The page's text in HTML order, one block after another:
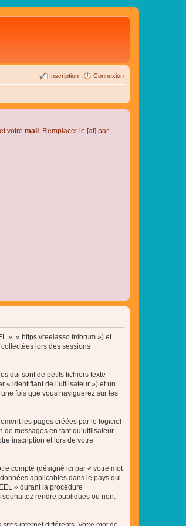
Connexion
Inscription
et votre mail . Remplacer le [at] par
», « https://reelasso.fr/forum ») et
lors des sessions
qui sont de petits fichiers texte
« identifiant de l’utilisateur ») et un
fois que vous naviguerez sur les
les pages créées par le logiciel
messages en tant qu’utilisateur
inscription et lors de votre
compte (désigné ici par « votre mot
applicables dans le pays qui
» durant la procédure
rendre publiques ou non.